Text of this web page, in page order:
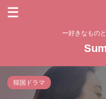
ー好きなもの
韓国ドラマ